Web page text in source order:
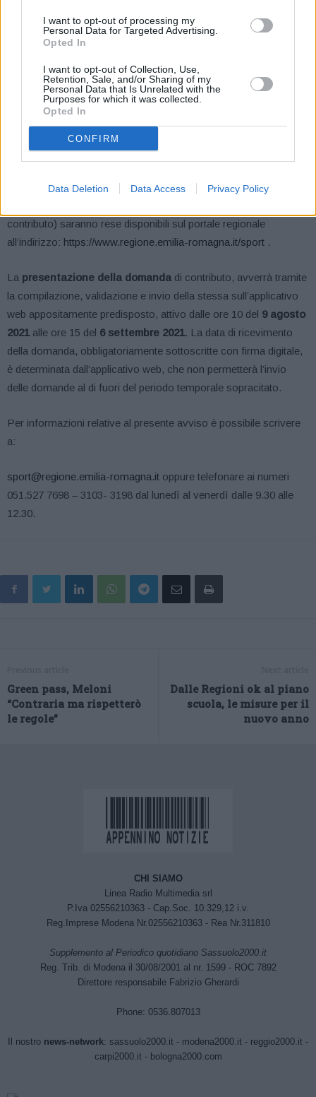
I want to opt-out of processing my
Personal Data for Targeted Advertising.
Opted In
I want to opt-out of Collection, Use,
Retention, Sale, and/or Sharing of my
Personal Data that Is Unrelated with the
Purposes for which it was collected.
Opted In
CONFIRM
Data Deletion Data Access Privacy Policy
Sarà ammissibile la richiesta di contributo per la realizzazione di
che sia organizzato nel periodo compreso tra il 1 gennaio e il 31
dicembre 2021 e realizzato sul territorio dell’Emilia-Romagna.
La domanda di contributo dovrà comunque essere
obbligatoriamente firmata digitalmente dal legale rappresentante e
web ‘Sib@c’, le cui modalità di accesso e di utilizzo (Linee-guida
contributo) saranno rese disponibili sul portale regionale
all’indirizzo: https://www.regione.emilia-romagna.it/sport .
La presentazione della domanda di contributo, avverrà tramite
la compilazione, validazione e invio della stessa sull’applicativo
web appositamente predisposto, attivo dalle ore 10 del 9 agosto
2021alle ore 15 del 6 settembre 2021. La data di ricevimento
della domanda, obbligatoriamente sottoscritte con firma digitale,
è determinata dall’applicativo web, che non permetterà l’invio
delle domande al di fuori del periodo temporale sopracitato.
Per informazioni relative al presente avviso è possibile scrivere
a:
sport@regione.emilia-romagna.it oppure telefonare ai numeri
051.527 7698 – 3103- 3198 dal lunedì al venerdì dalle 9.30 alle
12.30.
Green pass, Meloni
“Contraria ma rispetterò
le regole”
Dalle Regioni ok al piano
scuola, le misure per il
nuovo anno
CHI SIAMO
Linea Radio Multimedia srl
P.Iva 02556210363 - Cap.Soc. 10.329,12 i.v.
Reg.Imprese Modena Nr.02556210363 - Rea Nr.311810
Supplemento al Periodico quotidiano Sassuolo2000.it
Reg. Trib. di Modena il 30/08/2001 al nr. 1599 - ROC 7892
Direttore responsabile Fabrizio Gherardi
Phone: 0536.807013
Il nostro news-network: sassuolo2000.it - modena2000.it - reggio2000.it -
carpi2000.it- bologna2000.com